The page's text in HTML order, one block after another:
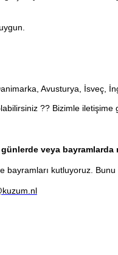
Avusturya, İsveç,
?? Bizimle iletişime
veya bayramlarda
bayramları kutluyoruz.